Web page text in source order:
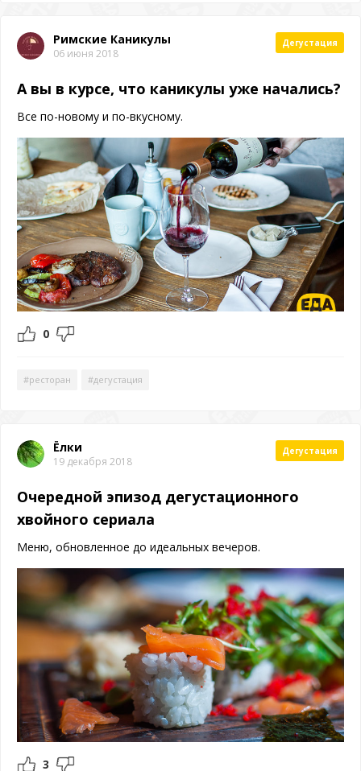
Римские Каникулы
06 июня 2018
Дегустация
А вы в курсе, что каникулы уже начались?
Все по-новому и по-вкусному.
0
#ресторан #дегустация
Ёлки
19 декабря 2018
Дегустация
Очередной эпизод дегустационного
хвойного сериала
Меню, обновленное до идеальных вечеров.
3